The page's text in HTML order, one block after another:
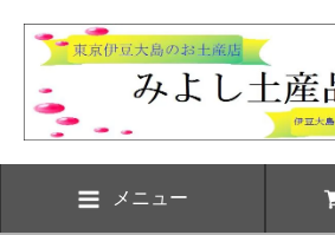
メニュー